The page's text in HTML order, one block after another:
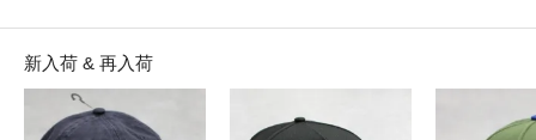
新入荷 & 再入荷